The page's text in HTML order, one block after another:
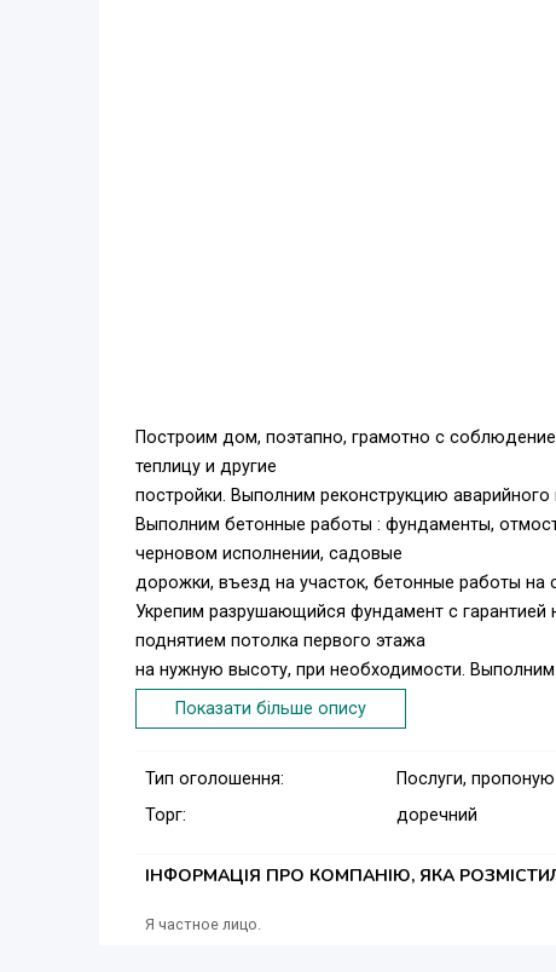
Построим дом, поэтапно, грамотно с
теплицу и другие
постройки. Выполним реконструкцию
Выполним бетонные работы : фундаменты,
черновом исполнении, садовые
дорожки, въезд на участок, бетонные работы на
Укрепим разрушающийся фундамент с
поднятием потолка первого этажа
на нужную высоту, при необходимости.
глубину подвала, построим дренажную
систему для отвода грунтовых и дождевых вод.
Обращайтесь добрые, серьезные, адекватные
многолетним опытом в строи-
Показати більше опису
Тип оголошення:
Послуги, пропоную
Торг:
доречний
ІНФОРМАЦІЯ ПРО КОМПАНІЮ, ЯКА
Я частное лицо.